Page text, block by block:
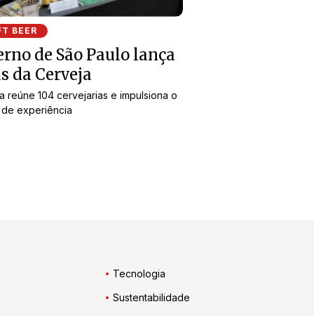
BEER
de São Paulo lança
da Cerveja
reúne 104 cervejarias e impulsiona o
de experiência
Tecnologia
Sustentabilidade